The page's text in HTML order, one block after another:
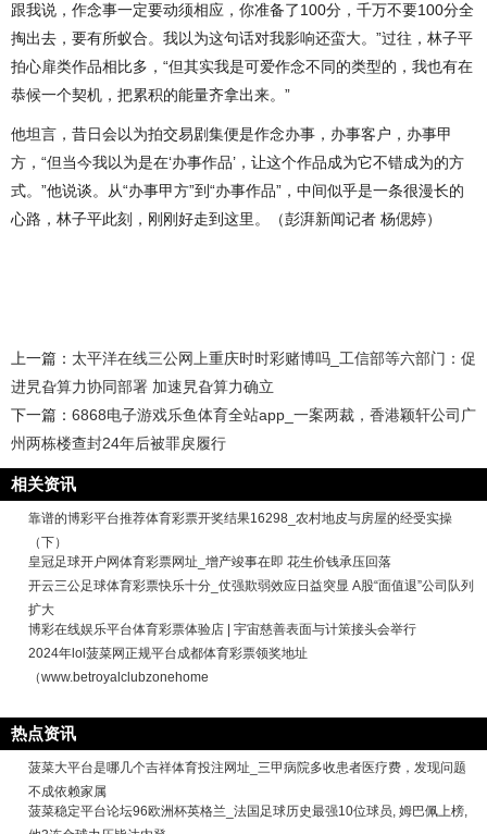
跟我说，作念事一定要动须相应，你准备了100分，千万不要100分全
掏出去，要有所蚁合。我以为这句话对我影响还蛮大。”过往，林子平
拍心扉类作品相比多，“但其实我是可爱作念不同的类型的，我也有在
恭候一个契机，把累积的能量齐拿出来。”
他坦言，昔日会以为拍交易剧集便是作念办事，办事客户，办事甲
方，“但当今我以为是在‘办事作品’，让这个作品成为它不错成为的方
式。”他说谈。从“办事甲方”到“办事作品”，中间似乎是一条很漫长的
心路，林子平此刻，刚刚好走到这里。（彭湃新闻记者 杨偲婷）
上一篇： 太平洋在线三公网上重庆时时彩赌博吗_工信部等六部门：促
进旯旮算力协同部署 加速旯旮算力确立
下一篇： 6868电子游戏乐鱼体育全站app_一案两裁，香港颖轩公司广
州两栋楼查封24年后被罪戾履行
相关资讯
靠谱的博彩平台推荐体育彩票开奖结果16298_农村地皮与房屋的经受实操
（下）
皇冠足球开户网体育彩票网址_增产竣事在即 花生价钱承压回落
开云三公足球体育彩票快乐十分_仗强欺弱效应日益突显 A股“面值退”公司队列
扩大
博彩在线娱乐平台体育彩票体验店 | 宇宙慈善表面与计策接头会举行
2024年lol菠菜网正规平台成都体育彩票领奖地址
（www.betroyalclubzonehome
热点资讯
菠菜大平台是哪几个吉祥体育投注网址_三甲病院多收患者医疗费，发现问题
不成依赖家属
菠菜稳定平台论坛96欧洲杯英格兰_法国足球历史最强10位球员, 姆巴佩上榜,